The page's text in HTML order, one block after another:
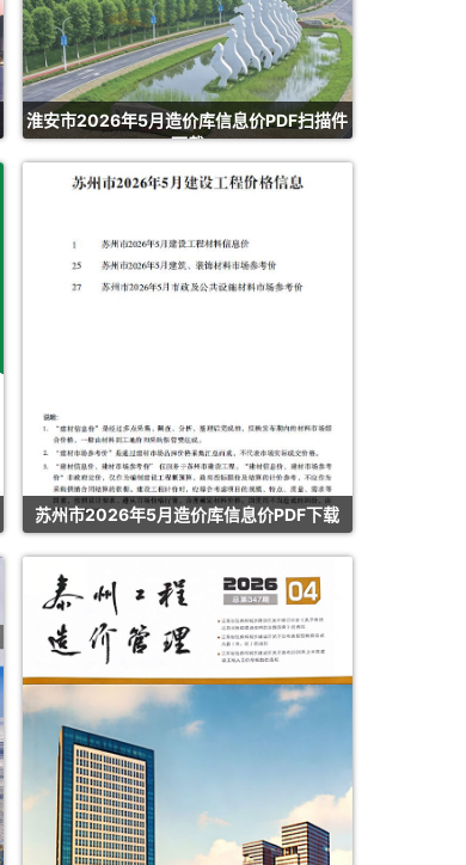
淮安市2026年5月造价库信息价PDF扫描件
下载
苏州市2026年5月造价库信息价PDF下载